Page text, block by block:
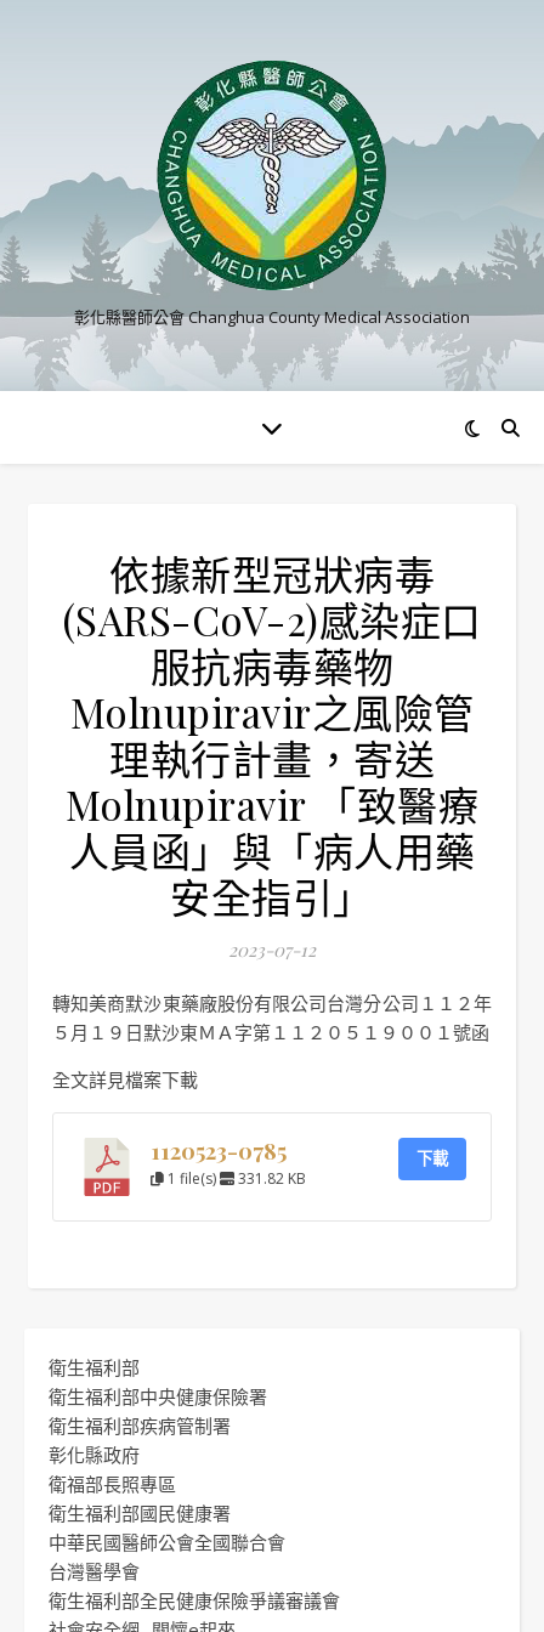
彰化縣醫師公會 Changhua County Medical Association
依據新型冠狀病毒
(SARS-CoV-2)感染症口
服抗病毒藥物
Molnupiravir之風險管
理執行計畫，寄送
Molnupiravir 「致醫療
人員函」與「病人用藥
安全指引」
2023-07-12
轉知美商默沙東藥廠股份有限公司台灣分公司１１２年
５月１９日默沙東ＭＡ字第１１２０５１９００１號函
全文詳見檔案下載
1120523-0785
1 file(s) 331.82 KB
下載
衛生福利部
衛生福利部中央健康保險署
衛生福利部疾病管制署
彰化縣政府
衛福部長照專區
衛生福利部國民健康署
中華民國醫師公會全國聯合會
台灣醫學會
衛生福利部全民健康保險爭議審議會